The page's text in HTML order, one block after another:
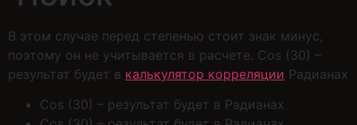
В этом случае перед степенью стоит знак минус,
поэтому он не учитывается в расчете. Cos (30) –
результат будет в калькулятор корреляции Радианах
Cos (30) – результат будет в Радианах